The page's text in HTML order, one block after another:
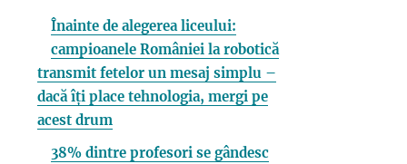
Înainte de alegerea liceului:
campioanele României la robotică
transmit fetelor un mesaj simplu –
dacă îți place tehnologia, mergi pe
acest drum
38% dintre profesori se gândesc